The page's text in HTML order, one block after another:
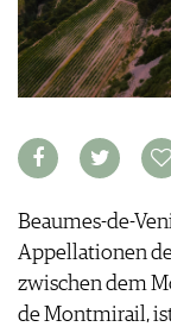
KULINARIK
REZEPTE
HOTSPOTS
WEINREISEN
DOSSIER
WINEGUIDES
KLARTEXT
ABO
AUSGABE
MEDIATHEK
APPS
VIDEOS
BÜCHER
NEWS
PORTRAITS
ARCHIV
ANMELDEN
AWARDS
GEWINNSPIELE
VORTEILSWELT
TRINKREIFETABELLE
Beaumes-de-
Appellationen
zwischen dem
de Montmirail,